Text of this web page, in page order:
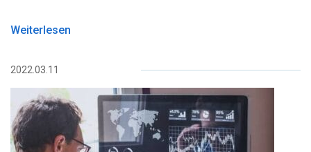
Weiterlesen
2022.03.11